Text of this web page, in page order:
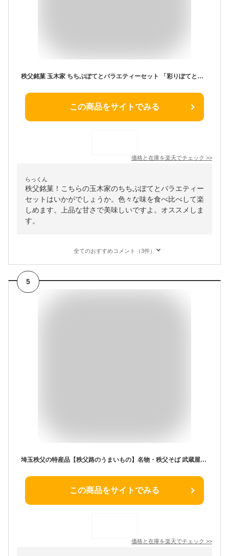
秩父銘菓 玉木家 ちちぶぽてとバラエティーセット 「彩りぽてと」 15個入 和風スイートポテト【産直グルメ】[秩父 ポテト お土産]
この商品をサイトでみる
価格と在庫を楽天でチェック >>
らっくん
秩父銘菓！こちらの玉木家のちちぶぽてとバラエティー
セットはいかがでしょうか。色々な味を食べ比べして楽
しめます。上品な甘さで美味しいですよ。オススメしま
す。
全てのおすすめコメント（3件）
5
埼玉秩父の特産品【秩父路のうまいもの】名物・秩父そば 武蔵屋謹製 武蔵屋乾麺産直セット（YM-1） 父の日ギフト 母の日ギフト おすすめギフト 御中元 御歳暮 秩父 帰省土産【秩父物産】年越しそば 年越しうどん【冷蔵クール便同梱可】
この商品をサイトでみる
価格と在庫を楽天でチェック >>